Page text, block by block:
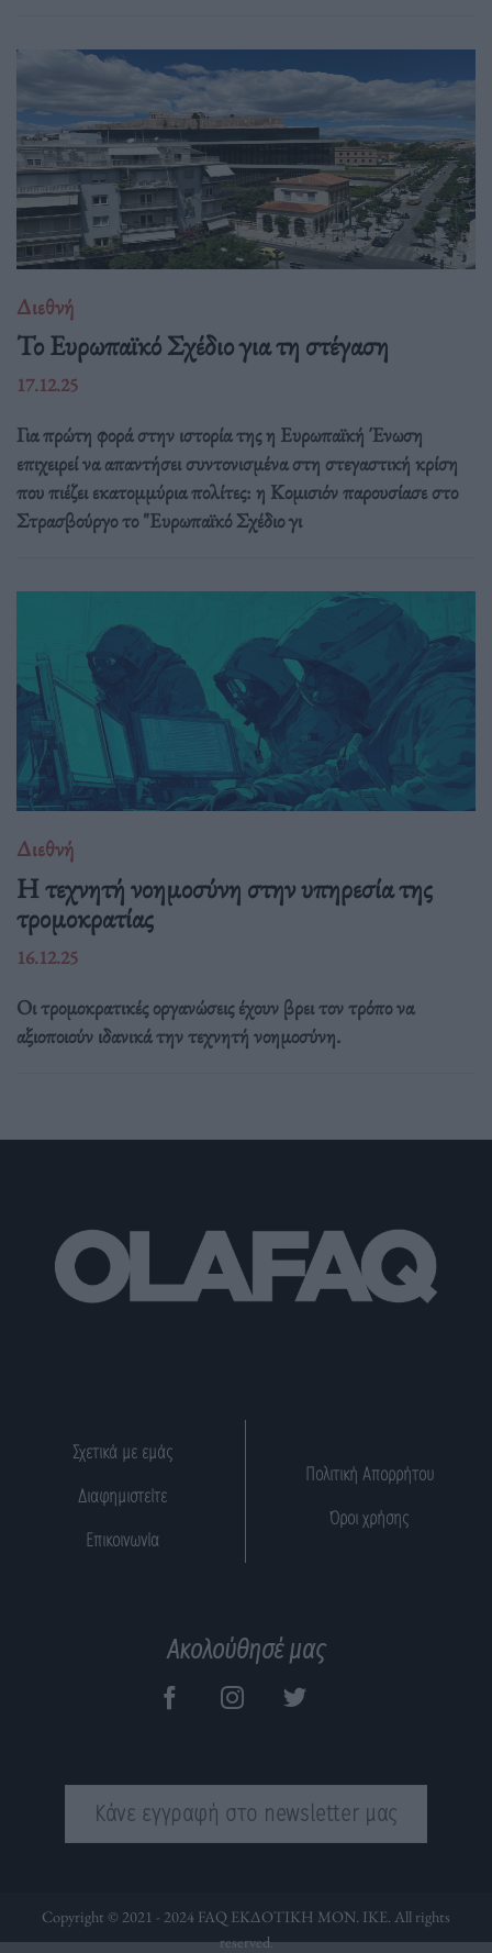
Διεθνή
Το Ευρωπαϊκό Σχέδιο για τη στέγαση
17.12.25
Για πρώτη φορά στην ιστορία της η Ευρωπαϊκή Ένωση
επιχειρεί να απαντήσει συντονισμένα στη στεγαστική κρίση
που πιέζει εκατομμύρια πολίτες: η Κομισιόν παρουσίασε στο
Στρασβούργο το "Ευρωπαϊκό Σχέδιο γι
Διεθνή
Η τεχνητή νοημοσύνη στην υπηρεσία της
τρομοκρατίας
16.12.25
Οι τρομοκρατικές οργανώσεις έχουν βρει τον τρόπο να
αξιοποιούν ιδανικά την τεχνητή νοημοσύνη.
Σχετικά με εμάς
Διαφημιστείτε
Επικοινωνία
Πολιτική Απορρήτου
Όροι χρήσης
Ακολούθησέ μας
Κάνε εγγραφή στο newsletter μας
Copyright © 2021 - 2024 FAQ ΕΚΔΟΤΙΚΗ ΜΟΝ. ΙΚΕ. All rights
reserved.